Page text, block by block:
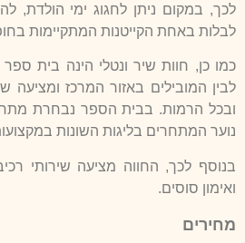
לכך, במקום ניתן לחגוג ימי הולדת,
לבלות באחת הקייטנות המתקיימות
כמו כן, חוות שיר ונטלי הינה בית ספר
לבין המובילים באזור המרכז ומציעה
ובכל הרמות. בבית הספר נבחרת
נוער המתחרים בליגות השונות
בנוסף לכך, החווה מציעה שירותי
ואימון סוסים.
מחירים